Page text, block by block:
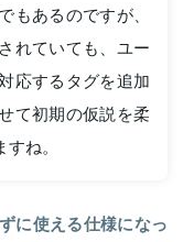
あるのですが、
れていても、ユー
応するタグを追加
て初期の仮説を柔
ね。
に使える仕様になっ